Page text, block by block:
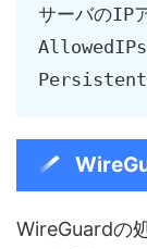
サーバのIP
WireGuardの